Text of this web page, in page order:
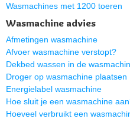
Wasmachines met 1200 toeren
Wasmachine advies
Afmetingen wasmachine
Afvoer wasmachine verstopt?
Dekbed wassen in de
Droger op wasmachine plaatsen
Energielabel wasmachine
Hoe sluit je een wasmachine
Hoeveel verbruikt een